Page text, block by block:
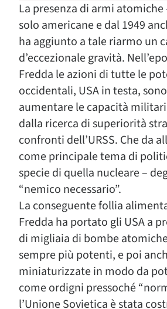
La presenza di armi
solo americane e dal 1949
ha aggiunto a tale riarmo un
d’eccezionale gravità.
Fredda le azioni di tutte le
occidentali, USA in testa,
aumentare le capacità
dalla ricerca di superiorità
confronti dell’URSS. Che da
come principale tema di
specie di quella nucleare –
“nemico necessario”.
La conseguente follia
Fredda ha portato gli USA a
di migliaia di bombe
sempre più potenti, e poi
miniaturizzate in modo da
come ordigni pressoché
l’Unione Sovietica è stata